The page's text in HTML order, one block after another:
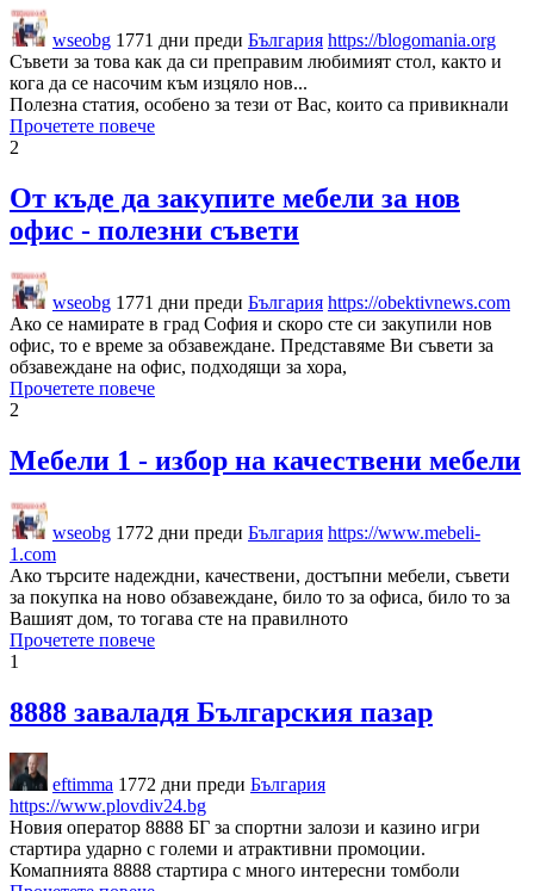
wseobg 1771 дни преди България https://blogomania.org
Съвети за това как да си преправим любимият стол, както и
кога да се насочим към изцяло нов...
Полезна статия, особено за тези от Вас, които са привикнали
Прочетете повече
2
От къде да закупите мебели за нов
офис - полезни съвети
wseobg 1771 дни преди България https://obektivnews.com
Ако се намирате в град София и скоро сте си закупили нов
офис, то е време за обзавеждане. Представяме Ви съвети за
обзавеждане на офис, подходящи за хора,
Прочетете повече
2
Мебели 1 - избор на качествени мебели
wseobg 1772 дни преди България https://www.mebeli-
1.com
Ако търсите надеждни, качествени, достъпни мебели, съвети
за покупка на ново обзавеждане, било то за офиса, било то за
Вашият дом, то тогава сте на правилното
Прочетете повече
1
8888 заваладя Българския пазар
eftimma 1772 дни преди България
https://www.plovdiv24.bg
Новия оператор 8888 БГ за спортни залози и казино игри
стартира ударно с големи и атрактивни промоции.
Комапнията 8888 стартира с много интересни томболи